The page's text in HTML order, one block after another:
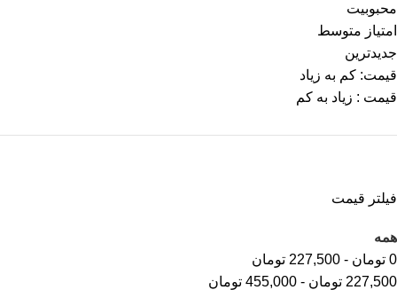
محبوبیت
امتیاز متوسط
جدیدترین
قیمت: کم به زیاد
قیمت : زیاد به کم
فیلتر قیمت
همه
0 تومان -
227,500 تومان
227,500 تومان -
455,000 تومان